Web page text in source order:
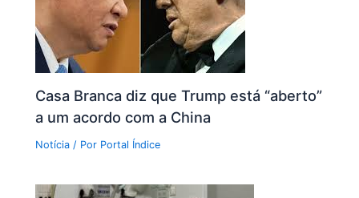
Casa Branca diz que Trump está “aberto”
a um acordo com a China
Notícia / Por Portal Índice